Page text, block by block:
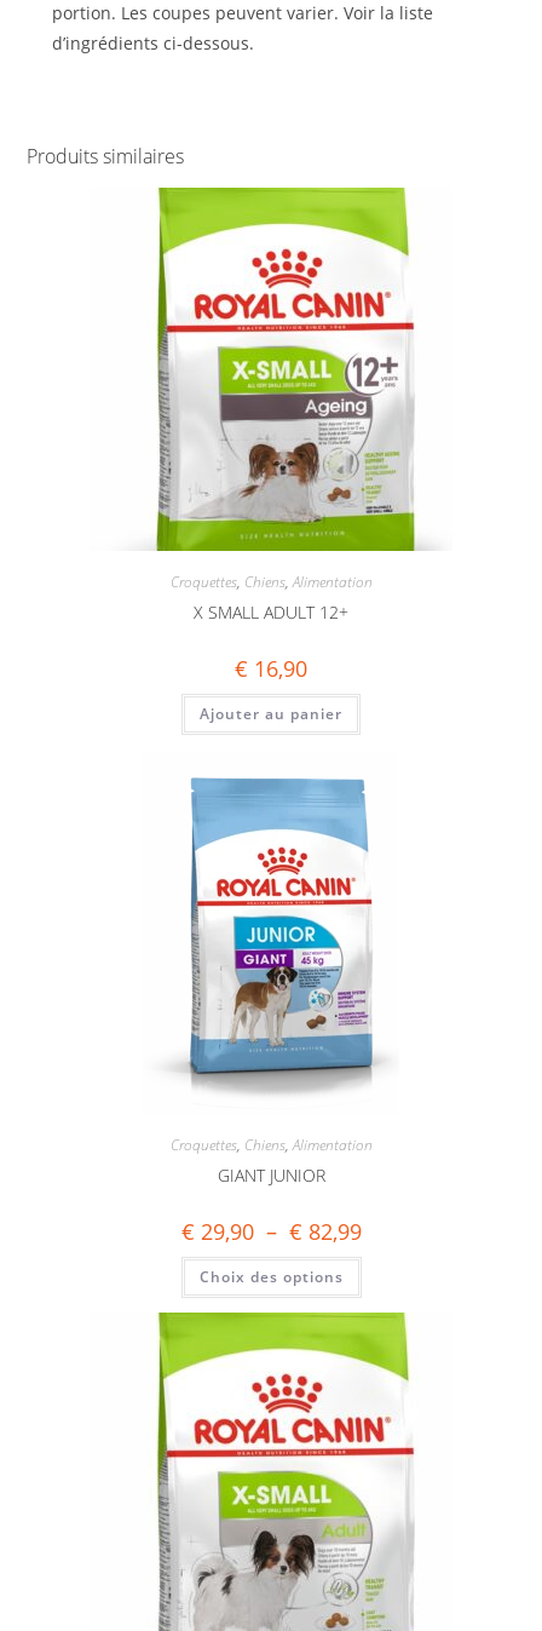
portion. Les coupes peuvent varier. Voir la liste
d’ingrédients ci-dessous.
Produits similaires
Croquettes, Chiens,Alimentation
X SMALL ADULT 12+
€ 16,90
Ajouter au panier
Croquettes, Chiens,Alimentation
GIANT JUNIOR
€ 29,90 – € 82,99
Choix des options